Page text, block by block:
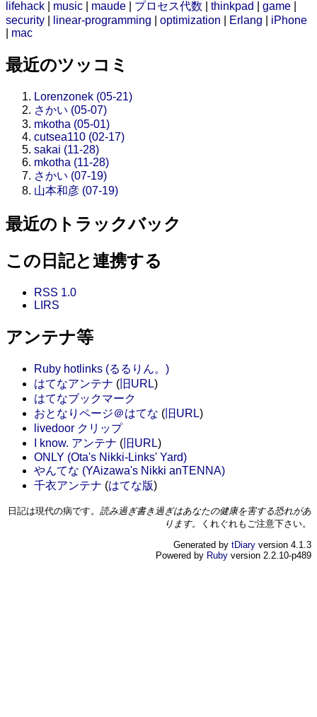
lifehack music maude プロセス代数 thinkpad game
security
linear-programming optimization Erlang
iPhone
mac
最近のツッコミ
Lorenzonek (05-21)
さかい (05-07)
mkotha (05-01)
cutsea110 (02-17)
sakai (11-28)
mkotha (11-28)
さかい (07-19)
山本和彦 (07-19)
最近のトラックバック
この日記と連携する
RSS 1.0
LIRS
アンテナ等
Ruby hotlinks (るるりん。)
はてなアンテナ ( 旧URL)
はてなブックマーク
おとなりページ＠はてな ( 旧URL)
livedoor クリップ
I know. アンテナ ( 旧URL)
ONLY (Ota's Nikki-Links' Yard)
やんてな (YAizawa's Nikki anTENNA)
千衣アンテナ (はてな版)
日記は現代の病です。 読み過ぎ書き過ぎはあなたの健康を害する恐れがあ
ります。
くれぐれもご注意下さい。
Generated by tDiary version 4.1.3
Powered by Ruby version 2.2.10-p489